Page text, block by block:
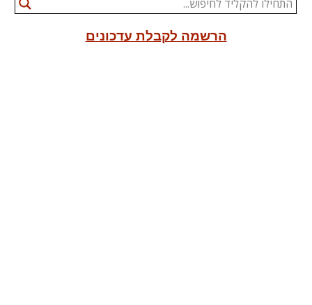
הרשמה לקבלת עדכונים